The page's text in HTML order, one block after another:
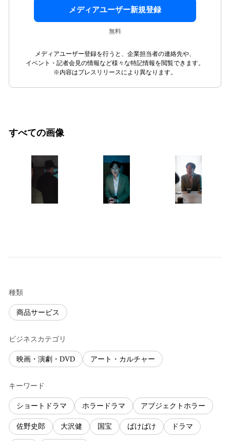
メディアユーザー新規登録
無料
メディアユーザー登録を行うと、企業担当者の連絡先や、
イベント・記者会見の情報など様々な特記情報を閲覧できます。
※内容はプレスリリースにより異なります。
すべての画像
種類
商品サービス
ビジネスカテゴリ
映画・演劇・DVD アート・カルチャー
キーワード
ショートドラマ ホラードラマ アブジェクトホラー
佐野史郎 大沢健 国宝 ばけばけ ドラマ